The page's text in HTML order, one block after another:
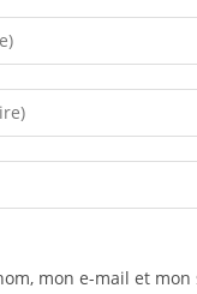
mon e-mail et mon